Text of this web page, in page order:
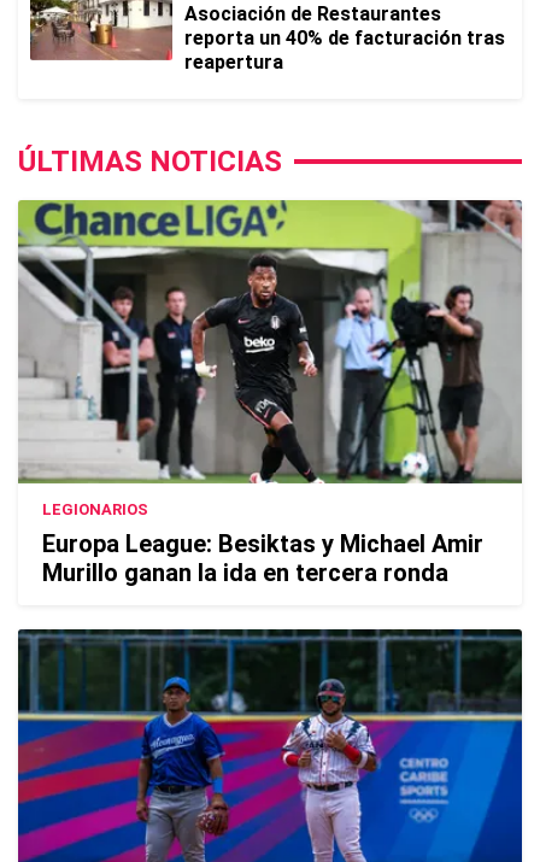
Asociación de Restaurantes
reporta un 40% de facturación tras
reapertura
ÚLTIMAS NOTICIAS
LEGIONARIOS
Europa League: Besiktas y Michael Amir
Murillo ganan la ida en tercera ronda